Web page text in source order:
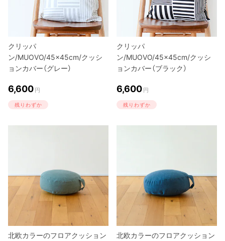
クリッパ
ン/MUOVO/45×45cm/クッシ
ョンカバー（グレー）
6,600 円
残りわずか
クリッパ
ン/MUOVO/45×45cm/クッシ
ョンカバー（ブラック）
6,600 円
残りわずか
北欧カラーのフロアクッション
北欧カラーのフロアクッション